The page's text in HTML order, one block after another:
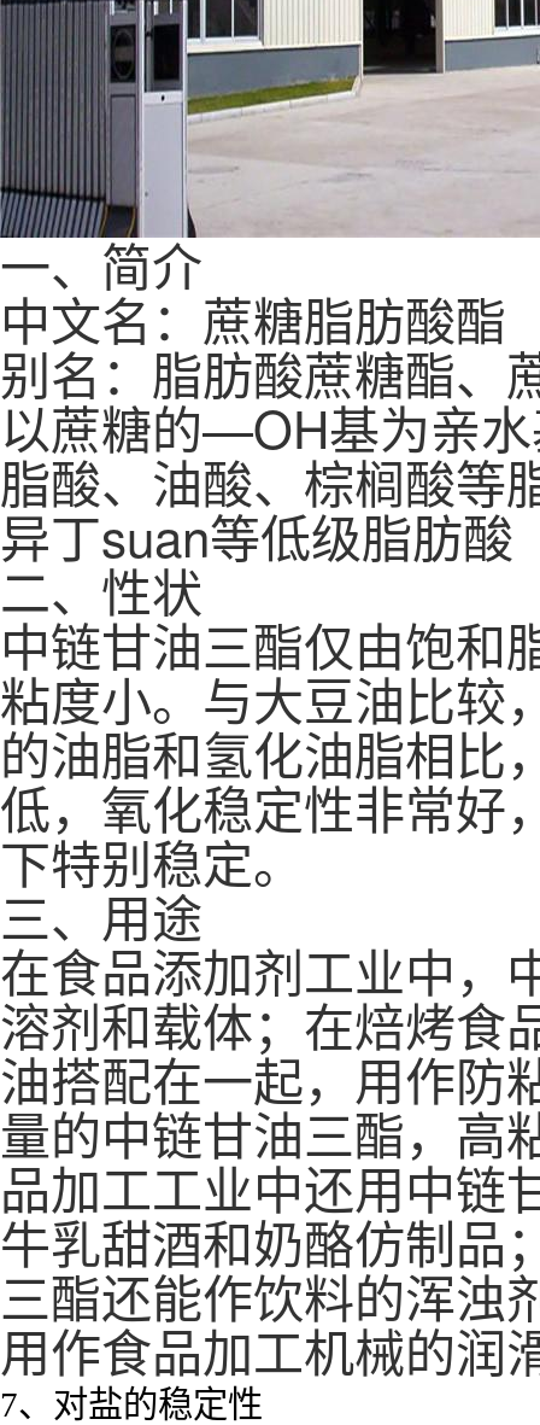
一、简介
中文名：蔗糖脂肪酸酯
别名：脂肪酸蔗糖酯、
以蔗糖的—OH基为亲
脂酸、油酸、棕榈酸等
异丁suan等低级脂肪
二、性状
中链甘油三酯仅由饱和
粘度小。与大豆油比较
的油脂和氢化油脂相比
低，氧化稳定性非常好
下特别稳定。
三、用途
在食品添加剂工业中，
溶剂和载体；在焙烤食
油搭配在一起，用作防
量的中链甘油三酯，高
品加工工业中还用中链
牛乳甜酒和奶酪仿制品
三酯还能作饮料的浑浊
用作食品加工机械的润
7、对盐的稳定性